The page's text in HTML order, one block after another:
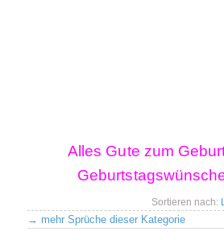
Hauptmenü
Zum primären Inhalt springen
Zum sekundären Inhalt springen
Alles Gute zum
Sortieren nach:
Beitragsnavigation
→ mehr Sprüche dieser Kategorie